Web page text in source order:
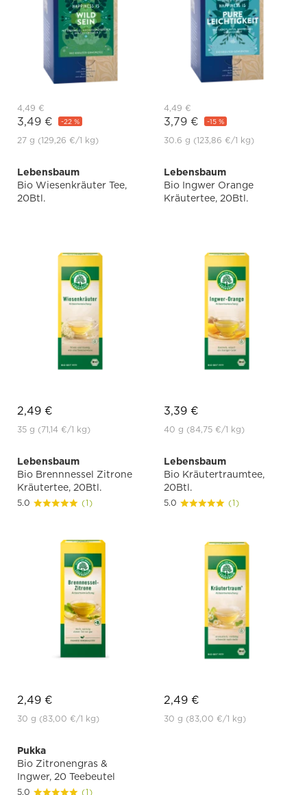
4,49 €
3,49 € -22 %
27 g (129,26 €/1 kg)
4,49 €
3,79 € -15 %
30.6 g (123,86 €/1 kg)
Lebensbaum
Bio Wiesenkräuter Tee,
20Btl.
2,49 €
35 g (71,14 €/1 kg)
Lebensbaum
Bio Ingwer Orange
Kräutertee, 20Btl.
3,39 €
40 g (84,75 €/1 kg)
Lebensbaum
Bio Brennnessel Zitrone
Kräutertee, 20Btl.
5.0 (1)
2,49 €
30 g (83,00 €/1 kg)
Lebensbaum
Bio Kräutertraumtee,
20Btl.
5.0 (1)
2,49 €
30 g (83,00 €/1 kg)
Pukka
Bio Zitronengras &
Ingwer, 20 Teebeutel
5.0 (1)